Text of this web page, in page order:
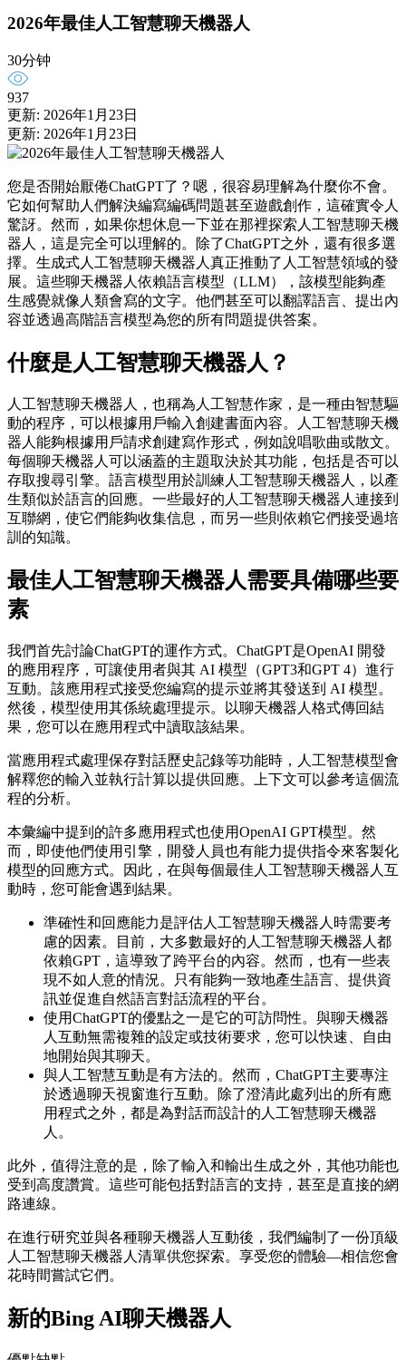
2026年最佳人工智慧聊天機器人
30分钟
937
更新: 2026年1月23日
更新: 2026年1月23日
您是否開始厭倦ChatGPT了？嗯，很容易理解為什麼你不會。
它如何幫助人們解決編寫編碼問題甚至遊戲創作，這確實令人
驚訝。然而，如果你想休息一下並在那裡探索人工智慧聊天機
器人，這是完全可以理解的。除了ChatGPT之外，還有很多選
擇。生成式人工智慧聊天機器人真正推動了人工智慧領域的發
展。這些聊天機器人依賴語言模型（LLM），該模型能夠產
生感覺就像人類會寫的文字。他們甚至可以翻譯語言、提出內
容並透過高階語言模型為您的所有問題提供答案。
什麼是人工智慧聊天機器人？
人工智慧聊天機器人，也稱為人工智慧作家，是一種由智慧驅
動的程序，可以根據用戶輸入創建書面內容。人工智慧聊天機
器人能夠根據用戶請求創建寫作形式，例如說唱歌曲或散文。
每個聊天機器人可以涵蓋的主題取決於其功能，包括是否可以
存取搜尋引擎。語言模型用於訓練人工智慧聊天機器人，以產
生類似於語言的回應。一些最好的人工智慧聊天機器人連接到
互聯網，使它們能夠收集信息，而另一些則依賴它們接受過培
訓的知識。
最佳人工智慧聊天機器人需要具備哪些要
素
我們首先討論ChatGPT的運作方式。ChatGPT是OpenAI 開發
的應用程序，可讓使用者與其 AI 模型（GPT3和GPT 4）進行
互動。該應用程式接受您編寫的提示並將其發送到 AI 模型。
然後，模型使用其係統處理提示。以聊天機器人格式傳回結
果，您可以在應用程式中讀取該結果。
當應用程式處理保存對話歷史記錄等功能時，人工智慧模型會
解釋您的輸入並執行計算以提供回應。上下文可以參考這個流
程的分析。
本彙編中提到的許多應用程式也使用OpenAI GPT模型。然
而，即使他們使用引擎，開發人員也有能力提供指令來客製化
模型的回應方式。因此，在與每個最佳人工智慧聊天機器人互
動時，您可能會遇到結果。
準確性和回應能力是評估人工智慧聊天機器人時需要考
慮的因素。目前，大多數最好的人工智慧聊天機器人都
依賴GPT，這導致了跨平台的內容。然而，也有一些表
現不如人意的情況。只有能夠一致地產生語言、提供資
訊並促進自然語言對話流程的平台。
使用ChatGPT的優點之一是它的可訪問性。與聊天機器
人互動無需複雜的設定或技術要求，您可以快速、自由
地開始與其聊天。
與人工智慧互動是有方法的。然而，ChatGPT主要專注
於透過聊天視窗進行互動。除了澄清此處列出的所有應
用程式之外，都是為對話而設計的人工智慧聊天機器
人。
此外，值得注意的是，除了輸入和輸出生成之外，其他功能也
受到高度讚賞。這些可能包括對語言的支持，甚至是直接的網
路連線。
在進行研究並與各種聊天機器人互動後，我們編制了一份頂級
人工智慧聊天機器人清單供您探索。享受您的體驗—相信您會
花時間嘗試它們。
新的Bing AI聊天機器人